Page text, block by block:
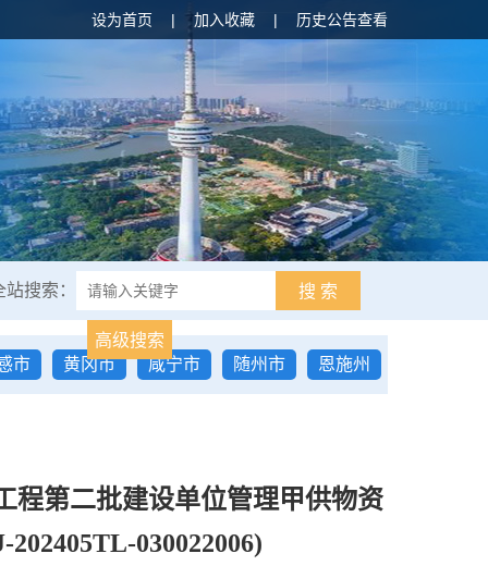
设为首页 | 加入收藏 | 历史公告查看
站搜索： 搜 索
高级搜索
市
黄冈市 咸宁市 随州市 恩施州
程第二批建设单位管理甲供物资
030022006)